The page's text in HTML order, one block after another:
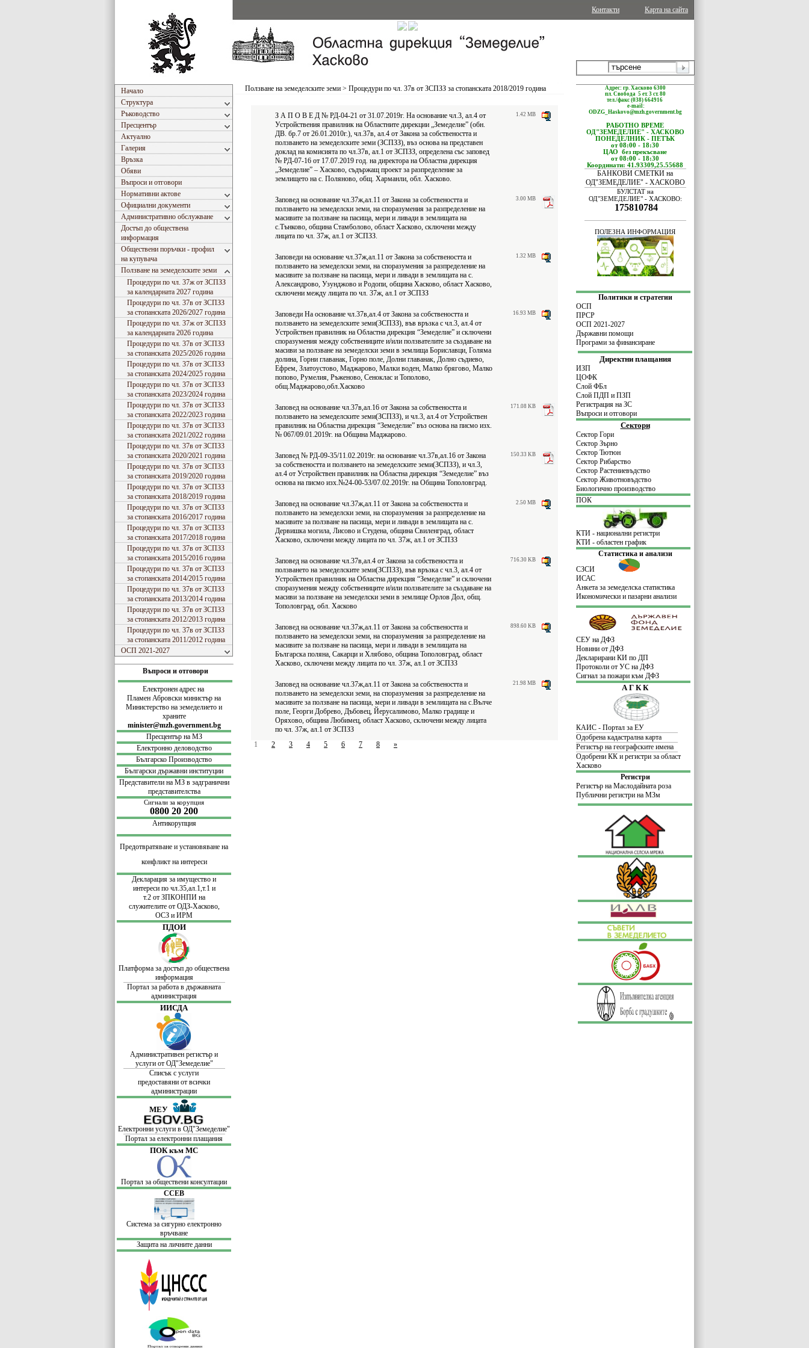
Карта на сайта
Контакти
Начало
Структура
Ръководство
Пресцентър
Актуално
Галерия
Връзка
Обяви
Въпроси и отговори
Нормативни актове
Официални документи
Административно обслужване
Достъп до обществена
информация
Обществени поръчки - профил
на купувача
Ползване на земеделските земи
Процедури по чл. 37ж от ЗСПЗЗ
за календарната 2027 година
Процедури по чл. 37в от ЗСПЗЗ
за стопанската 2026/2027 година
Процедури по чл. 37ж от ЗСПЗЗ
за календарната 2026 година
Процедури по чл. 37в от ЗСПЗЗ
за стопанската 2025/2026 година
Процедури по чл. 37в от ЗСПЗЗ
за стопанската 2024/2025 година
Процедури по чл. 37в от ЗСПЗЗ
за стопанската 2023/2024 година
Процедури по чл. 37в от ЗСПЗЗ
за стопанската 2022/2023 година
Процедури по чл. 37в от ЗСПЗЗ
за стопанската 2021/2022 година
Процедури по чл. 37в от ЗСПЗЗ
за стопанската 2020/2021 година
Процедури по чл. 37в от ЗСПЗЗ
за стопанската 2019/2020 година
Процедури по чл. 37в от ЗСПЗЗ
за стопанската 2018/2019 година
Процедури по чл. 37в от ЗСПЗЗ
за стопанската 2016/2017 година
Процедури по чл. 37в от ЗСПЗЗ
за стопанската 2017/2018 година
Процедури по чл. 37в от ЗСПЗЗ
за стопанската 2015/2016 година
Процедури по чл. 37в от ЗСПЗЗ
за стопанската 2014/2015 година
Процедури по чл. 37в от ЗСПЗЗ
за стопанската 2013/2014 година
Процедури по чл. 37в от ЗСПЗЗ
за стопанската 2012/2013 година
Процедури по чл. 37в от ЗСПЗЗ
за стопанската 2011/2012 година
ОСП 2021-2027
Въпроси и отговори
Електронен адрес на
Пламен Абровски министър на
Министерство на земеделието и
храните
minister@mzh.government.bg
Пресцентър на МЗ
Електронно деловодство
Българско Производство
Български държавни институции
Представители на МЗ в задгранични
представителства
Сигнали за корупция
0800 20 200
Антикорупция
Предотвратяване и установяване на
конфликт на интереси
Декларация за имущество и
интереси по чл.35,ал.1,т.1 и
т.2 от ЗПКОНПИ на
служителите от ОДЗ-Хасково,
ОСЗ и ИРМ
ПДОИ
Платформа за достъп до обществена
информация
Портал за работа в държавната
администрация
ИИСДА
Административен регистър и
услуги от ОД"Земеделие"
Списък с услуги
предоставяни от всички
администрации
МЕУ
Електронни услуги в ОД"Земеделие"
Портал за електронни плащания
ПОК към МС
Портал за обществени консултации
ССЕВ
Система за сигурно електронно
връчване
Защита на личните данни
Ползване на земеделските земи > Процедури по чл. 37в от ЗСПЗЗ за стопанската 2018/2019 година
З А П О В Е Д № РД-04-21 от 31.07.2019г. На основание чл.3, ал.4 от
Устройствения правилник на Областните дирекции „Земеделие” (обн.
ДВ. бр.7 от 26.01.2010г.), чл.37в, ал.4 от Закона за собствеността и
ползването на земеделските земи (ЗСПЗЗ), въз основа на представен
доклад на комисията по чл.37в, ал.1 от ЗСПЗЗ, определена със заповед
№ РД-07-16 от 17.07.2019 год. на директора на Областна дирекция
„Земеделие” – Хасково, съдържащ проект за разпределение за
землището на с. Поляново, общ. Харманли, обл. Хасково.
1.42 MB
Заповед на основание чл.37ж,ал.11 от Закона за собствеността и
ползването на земеделски земи, на споразумения за разпределение на
масивите за ползване на пасища, мери и ливади в землищата на
с.Тънково, община Стамболово, област Хасково, сключени между
лицата по чл. 37ж, ал.1 от ЗСПЗЗ.
3.00 MB
Заповеди на основание чл.37ж,ал.11 от Закона за собствеността и
ползването на земеделски земи, на споразумения за разпределение на
масивите за ползване на пасища, мери и ливади в землищата на с.
Александрово, Узунджово и Родопи, община Хасково, област Хасково,
сключени между лицата по чл. 37ж, ал.1 от ЗСПЗЗ
1.32 MB
Заповеди На основание чл.37в,ал.4 от Закона за собствеността и
ползването на земеделските земи(ЗСПЗЗ), във връзка с чл.3, ал.4 от
Устройствен правилник на Областна дирекция “Земеделие” и сключени
споразумения между собствениците и/или ползвателите за създаване на
масиви за ползване на земеделски земи в землища Бориславци, Голяма
долина, Горни главанак, Горно поле, Долни главанак, Долно съдиево,
Ефрем, Златоустово, Маджарово, Малки воден, Малко брягово, Малко
попово, Румелия, Ръженово, Сеноклас и Тополово,
общ.Маджарово,обл.Хасково
16.93 MB
Заповед на основание чл.37в,ал.16 от Закона за собствеността и
ползването на земеделските земи(ЗСПЗЗ), и чл.3, ал.4 от Устройствен
правилник на Областна дирекция “Земеделие” въз основа на писмо изх.
№ 067/09.01.2019г. на Община Маджарово.
171.08 KB
Заповед № РД-09-35/11.02.2019г. на основание чл.37в,ал.16 от Закона
за собствеността и ползването на земеделските земи(ЗСПЗЗ), и чл.3,
ал.4 от Устройствен правилник на Областна дирекция “Земеделие” въз
основа на писмо изх.№24-00-53/07.02.2019г. на Община Тополовград.
150.33 KB
Заповед на основание чл.37ж,ал.11 от Закона за собствеността и
ползването на земеделски земи, на споразумения за разпределение на
масивите за ползване на пасища, мери и ливади в землищата на с.
Дервишка могила, Лисово и Студена, община Свиленград, област
Хасково, сключени между лицата по чл. 37ж, ал.1 от ЗСПЗЗ
2.50 MB
Заповед на основание чл.37в,ал.4 от Закона за собствеността и
ползването на земеделските земи(ЗСПЗЗ), във връзка с чл.3, ал.4 от
Устройствен правилник на Областна дирекция “Земеделие” и сключени
споразумения между собствениците и/или ползвателите за създаване на
масиви за ползване на земеделски земи в землище Орлов Дол, общ.
Тополовград, обл. Хасково
716.30 KB
Заповед на основание чл.37ж,ал.11 от Закона за собствеността и
ползването на земеделски земи, на споразумения за разпределение на
масивите за ползване на пасища, мери и ливади в землищата на
Българска поляна, Сакарци и Хлябово, община Тополовград, област
Хасково, сключени между лицата по чл. 37ж, ал.1 от ЗСПЗЗ
898.60 KB
Заповед на основание чл.37ж,ал.11 от Закона за собствеността и
ползването на земеделски земи, на споразумения за разпределение на
масивите за ползване на пасища, мери и ливади в землищата на с.Вълче
поле, Георги Добрево, Дъбовец, Йерусалимово, Малко градище и
Оряхово, община Любимец, област Хасково, сключени между лицата
по чл. 37ж, ал.1 от ЗСПЗЗ
21.98 MB
1 2 3 4 5 6 7 8 »
Адрес: гр. Хасково 6300
пл. Свобода 5 ет. 3 ст. 80
тел./факс (038) 664916
e-mail:
ODZG_Haskovo@mzh.government.bg
РАБОТНО ВРЕМЕ
ОД"ЗЕМЕДЕЛИЕ" - ХАСКОВО
ПОНЕДЕЛНИК - ПЕТЪК
от 08:00 - 18:30
ЦАО без прекъсване
от 08:00 - 18:30
Координати: 41.93309,25.55688
БАНКОВИ СМЕТКИ на
ОД"ЗЕМЕДЕЛИЕ" - ХАСКОВО
БУЛСТАТ на
ОД"ЗЕМЕДЕЛИЕ" - ХАСКОВО:
175810784
ПОЛЕЗНА ИНФОРМАЦИЯ
Политики и стратегии
ОСП
ПРСР
ОСП 2021-2027
Държавни помощи
Програми за финансиране
Директни плащания
ИЗП
ЦОФК
Слой ФБл
Слой ПДП и ПЗП
Регистрация на ЗС
Въпроси и отговори
Сектори
Сектор Гори
Сектор Зърно
Сектор Тютюн
Сектор Рибарство
Сектор Растениевъдство
Сектор Животновъдство
Биологично производство
ПОК
КТИ - национални регистри
КТИ - областен график
Статистика и анализи
СЗСИ
ИСАС
Анкета за земеделска статистика
Икономически и пазарни анализи
СЕУ на ДФЗ
Новини от ДФЗ
Декларирани КИ по ДП
Протоколи от УС на ДФЗ
Сигнал за пожари към ДФЗ
А Г К К
КАИС - Портал за ЕУ
Одобрена кадастрална карта
Регистър на географските имена
Одобрени КК и регистри за област
Хасково
Регистри
Регистър на Маслодайната роза
Публични регистри на МЗм